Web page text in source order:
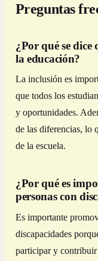
Preguntas
¿Por qué se dice
la educación?
La inclusión es
que todos los
y oportunidades.
de las diferencias, lo
de la escuela.
¿Por qué es
personas con
Es importante
discapacidades
participar y